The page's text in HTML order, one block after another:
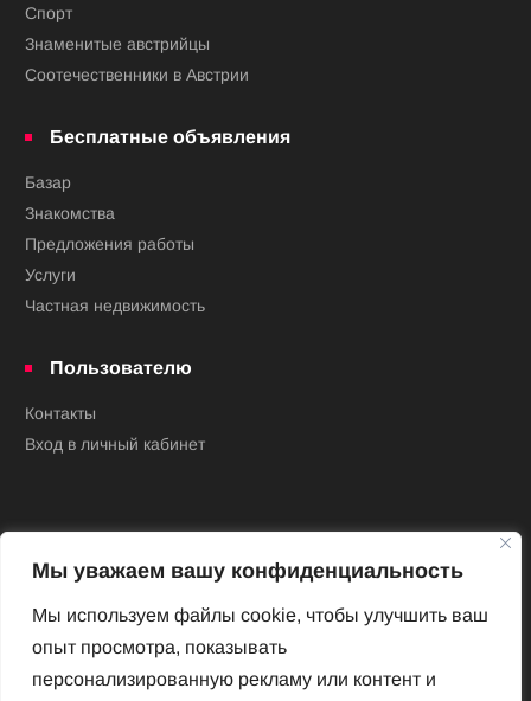
Мы уважаем вашу конфиденциальность
Мы используем файлы cookie, чтобы улучшить ваш
опыт просмотра, показывать
персонализированную рекламу или контент и
Спорт
Знаменитые австрийцы
Соотечественники в Австрии
Бесплатные объявления
Базар
Знакомства
Предложения работы
Услуги
Частная недвижимость
Пользователю
Контакты
Вход в личный кабинет
Новый Венский журнал